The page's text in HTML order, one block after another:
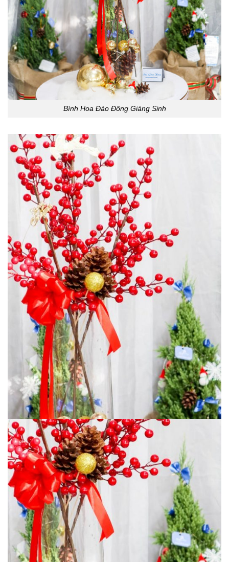
Bình Hoa Đào Đông Giáng Sinh